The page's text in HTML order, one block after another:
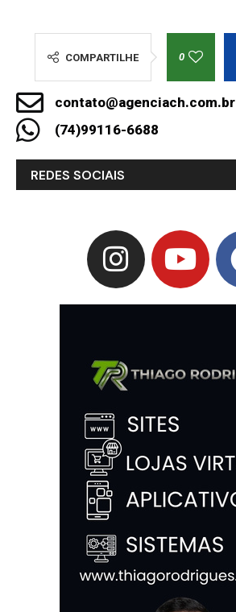
COMPARTILHE 0
contato@agenciach.com.br
(74)99116-6688
REDES SOCIAIS